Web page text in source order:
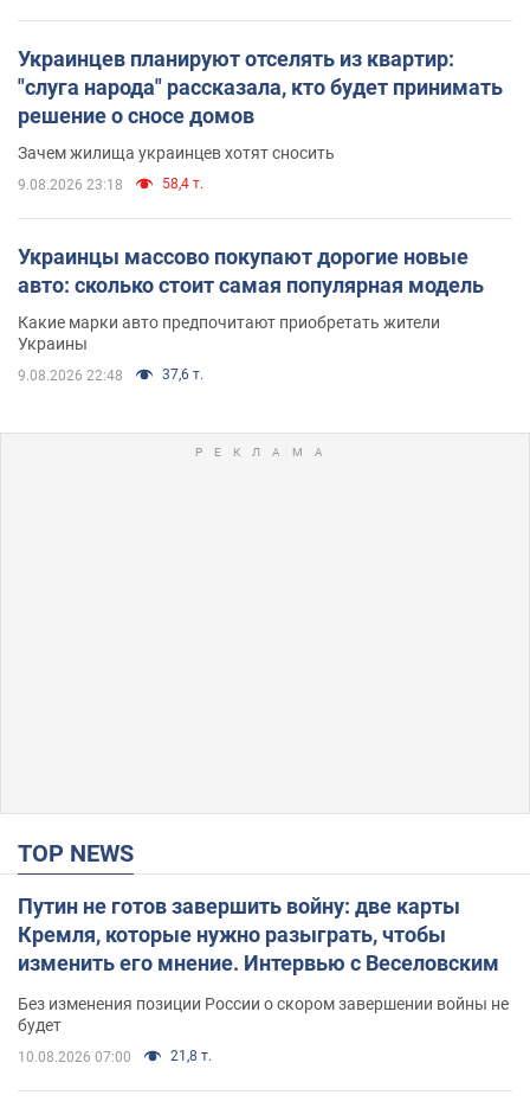
Украинцев планируют отселять из квартир:
"слуга народа" рассказала, кто будет принимать
решение о сносе домов
Зачем жилища украинцев хотят сносить
9.08.2026 23:18 58,4 т.
Украинцы массово покупают дорогие новые
авто: сколько стоит самая популярная модель
Какие марки авто предпочитают приобретать жители
Украины
9.08.2026 22:48 37,6 т.
TOP NEWS
Путин не готов завершить войну: две карты
Кремля, которые нужно разыграть, чтобы
изменить его мнение. Интервью с Веселовским
Без изменения позиции России о скором завершении войны не
будет
10.08.2026 07:00 21,8 т.